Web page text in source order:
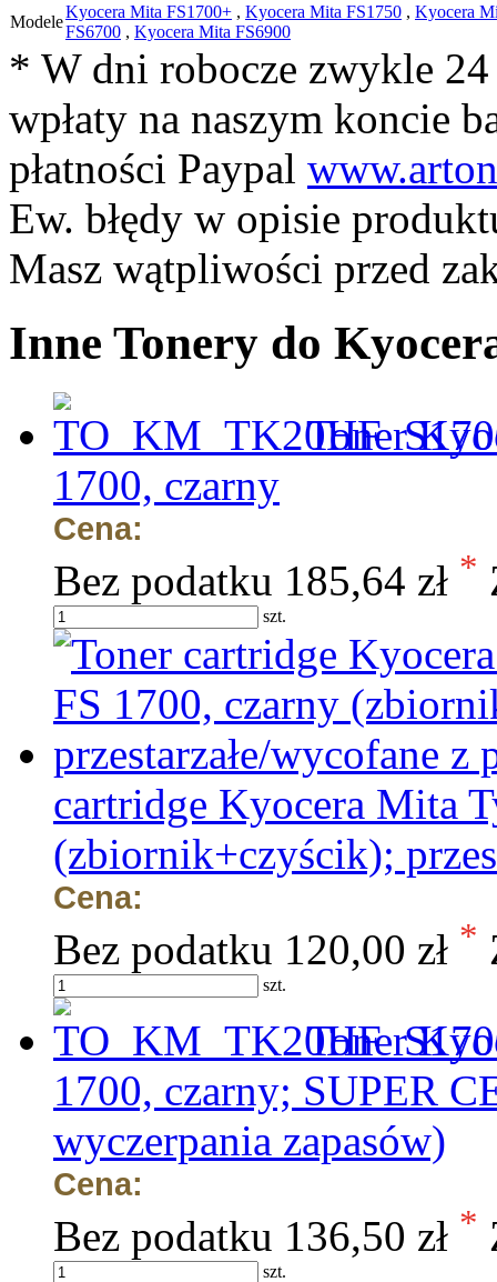
Modele
Kyocera Mita FS1700+ , Kyocera Mita FS1750 , Kyocera
FS6700 , Kyocera Mita FS6900
* W dni robocze zwykle
wpłaty na naszym koncie
płatności Paypal
Ew. błędy w opisie
Masz wątpliwości przed
Inne Tonery do
Toner
1700, czarny
Cena:
Bez podatku 185,64 zł *
szt.
cartridge Kyocera Mita
(zbiornik+czyścik);
Cena:
Bez podatku 120,00 zł *
szt.
Toner
1700, czarny; SUPER
wyczerpania zapasów)
Cena:
Bez podatku 136,50 zł *
szt.